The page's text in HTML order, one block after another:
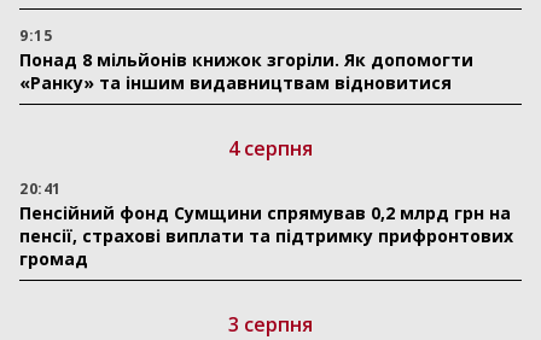
9:15
Понад 8 мільйонів книжок згоріли. Як допомогти
«Ранку» та іншим видавництвам відновитися
4 серпня
20:41
Пенсійний фонд Сумщини спрямував 0,2 млрд грн на
пенсії, страхові виплати та підтримку прифронтових
громад
3 серпня